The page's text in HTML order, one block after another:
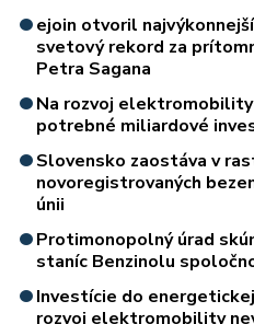
ejoin otvoril
svetový rekord za
Petra Sagana
Na rozvoj
potrebné miliardové
Slovensko zaostáva v
novoregistrovaných
únii
Protimonopolný úrad
staníc Benzinolu
Investície do
rozvoj elektromobility